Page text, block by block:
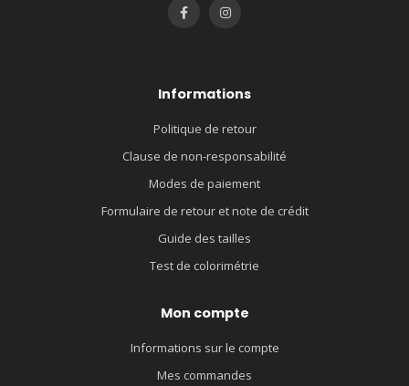
Informations
Politique de retour
Clause de non-responsabilité
Modes de paiement
Formulaire de retour et note de crédit
Guide des tailles
Test de colorimétrie
Mon compte
Informations sur le compte
Mes commandes